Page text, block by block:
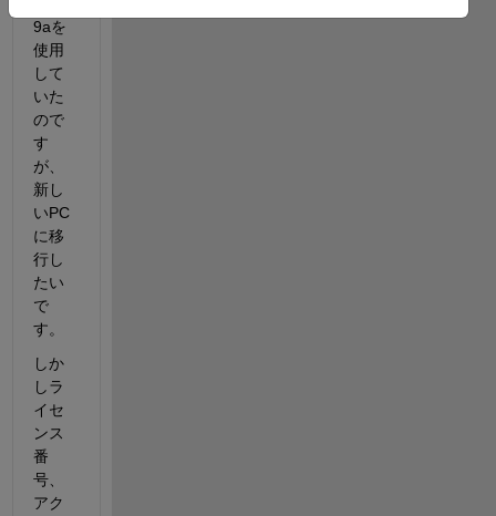
9aを
使用
して
いた
ので
す
が、
新し
いPC
に移
行し
たい
で
す。
しか
しラ
イセ
ンス
番
号、
アク